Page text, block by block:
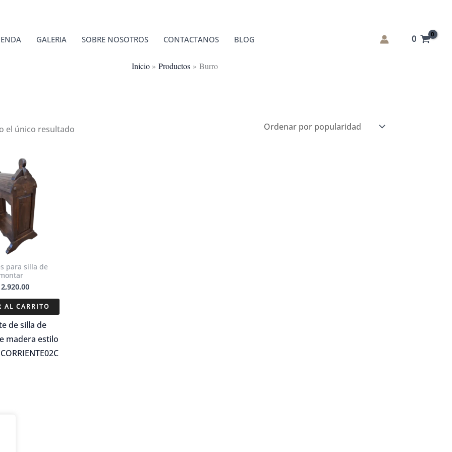
GALERIA SOBRE NOSOTROS CONTACTANOS BLOG 0
Inicio Productos Burro
el único resultado
para silla de
AL CARRITO
de silla de
madera estilo